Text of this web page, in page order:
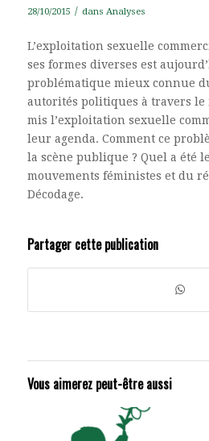
28/10/2015 / dans Analyses
L’exploitation sexuelle
ses formes diverses est
problématique mieux connue
autorités politiques à travers le
mis l’exploitation sexuelle
leur agenda. Comment ce
la scène publique ? Quel a été
mouvements féministes et du
Décodage.
Partager cette publication
Vous aimerez peut-être aussi